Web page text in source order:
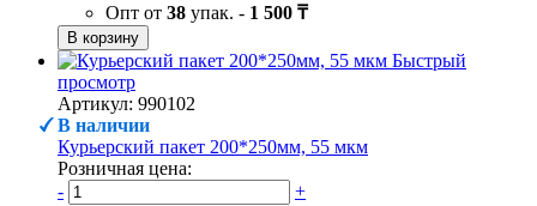
Опт от 38 упак. - 1 500 ₸
В корзину
Быстрый
просмотр
Артикул: 990102
В наличии
Курьерский пакет 200*250мм, 55 мкм
Розничная цена:
-
+